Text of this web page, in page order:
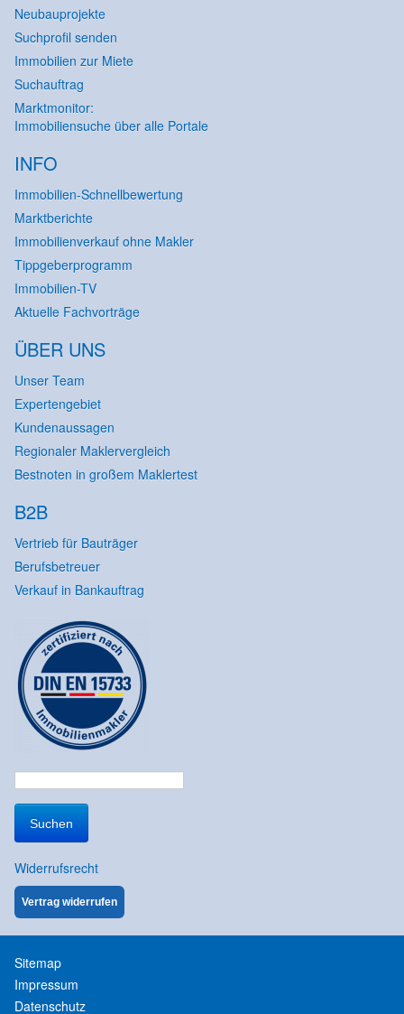
Neubauprojekte
Suchprofil senden
Immobilien zur Miete
Suchauftrag
Marktmonitor:
Immobiliensuche über alle Portale
INFO
Immobilien-Schnellbewertung
Marktberichte
Immobilienverkauf ohne Makler
Tippgeberprogramm
Immobilien-TV
Aktuelle Fachvorträge
ÜBER UNS
Unser Team
Expertengebiet
Kundenaussagen
Regionaler Maklervergleich
Bestnoten in großem Maklertest
B2B
Vertrieb für Bauträger
Berufsbetreuer
Verkauf in Bankauftrag
Suchen
nach:
Widerrufsrecht
Vertrag widerrufen
Sitemap
Impressum
Datenschutz